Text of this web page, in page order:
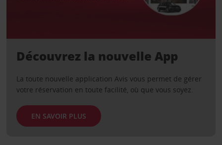
Découvrez la nouvelle App
La toute nouvelle application Avis vous permet de gérer
votre réservation en toute facilité, où que vous soyez.
EN SAVOIR PLUS